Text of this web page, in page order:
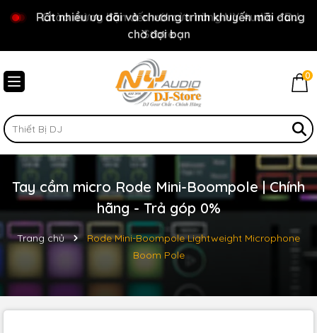
Chào mừng bạn đến với cửa hàng NY Audio - DJ
Store
Rất nhiều ưu đãi và chương trình khuyến mãi đang
chờ đợi bạn
0
Tay cầm micro Rode Mini-Boompole | Chính
hãng - Trả góp 0%
Trang chủ
Rode Mini-Boompole Lightweight Microphone
Boom Pole